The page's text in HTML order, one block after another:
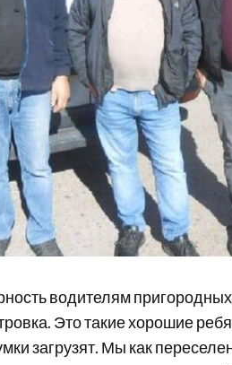
водителям
Это такие хорошие
загрузят. Мы как